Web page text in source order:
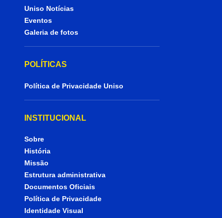
Uniso Notícias
Eventos
Galeria de fotos
POLÍTICAS
Política de Privacidade Uniso
INSTITUCIONAL
Sobre
História
Missão
Estrutura administrativa
Documentos Oficiais
Política de Privacidade
Identidade Visual